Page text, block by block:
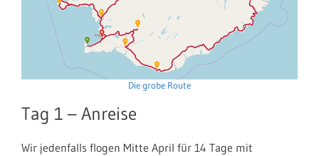
Die grobe Route
Tag 1 – Anreise
Wir jedenfalls flogen Mitte April für 14 Tage mit